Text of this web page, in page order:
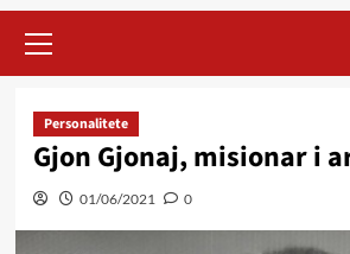
Menu
Personalitete
Gjon Gjonaj, misionar i
01/06/2021 0